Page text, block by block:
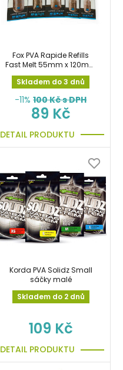
Fox PVA Rapide Refills
Fast Melt 55mm x 120mm
x 25 bags Náhradní
sáčky
Skladem do 3 dnů
-11% 100Kč s DPH
89 Kč
DETAIL PRODUKTU
Korda PVA Solidz Small
sáčky malé
Skladem do 2 dnů
109 Kč
DETAIL PRODUKTU